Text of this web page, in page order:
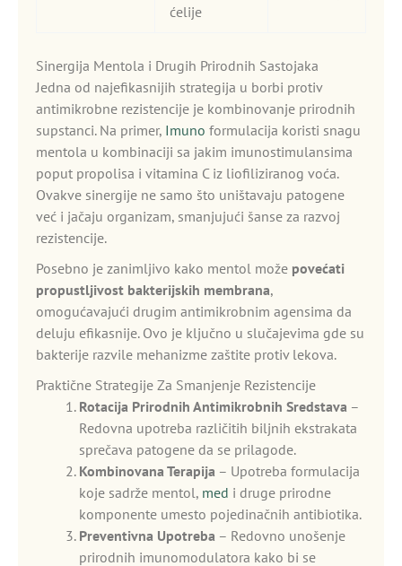
ćelije
Sinergija Mentola i Drugih Prirodnih Sastojaka
Jedna od najefikasnijih strategija u borbi protiv
antimikrobne rezistencije je kombinovanje prirodnih
supstanci. Na primer, Imuno formulacija koristi snagu
mentola u kombinaciji sa jakim imunostimulansima
poput propolisa i vitamina C iz liofiliziranog voća.
Ovakve sinergije ne samo što uništavaju patogene
već i jačaju organizam, smanjujući šanse za razvoj
rezistencije.
Posebno je zanimljivo kako mentol može povećati
propustljivost bakterijskih membrana,
omogućavajući drugim antimikrobnim agensima da
deluju efikasnije. Ovo je ključno u slučajevima gde su
bakterije razvile mehanizme zaštite protiv lekova.
Praktične Strategije Za Smanjenje Rezistencije
Rotacija Prirodnih Antimikrobnih Sredstava –
Redovna upotreba različitih biljnih ekstrakata
sprečava patogene da se prilagode.
Kombinovana Terapija – Upotreba formulacija
koje sadrže mentol, med i druge prirodne
komponente umesto pojedinačnih antibiotika.
Preventivna Upotreba – Redovno unošenje
prirodnih imunomodulatora kako bi se